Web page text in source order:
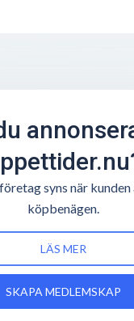
syns när kunden
köpbenägen.
LÄS MER
SKAPA MEDLEMSKAP